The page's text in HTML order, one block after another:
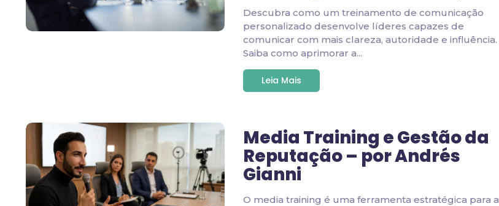
Descubra como um treinamento de comunicação
personalizado desenvolve líderes capazes de
comunicar com mais clareza, autoridade e influência.
Saiba como aprimorar a...
Leia Mais
Media Training e Gestão da
Reputação – por Andrés
Gianni
O media training é uma ferramenta estratégica para a